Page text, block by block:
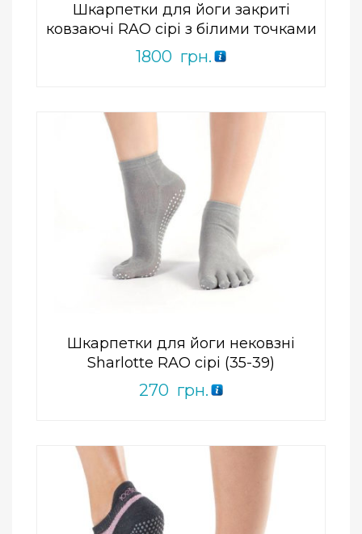
Шкарпетки для йоги закриті
ковзаючі RAO сірі з білими точками
1800 грн.
Шкарпетки для йоги нековзні
Sharlotte RAO сірі (35-39)
270 грн.
ПРИДБАТИ
Add to Wishlist